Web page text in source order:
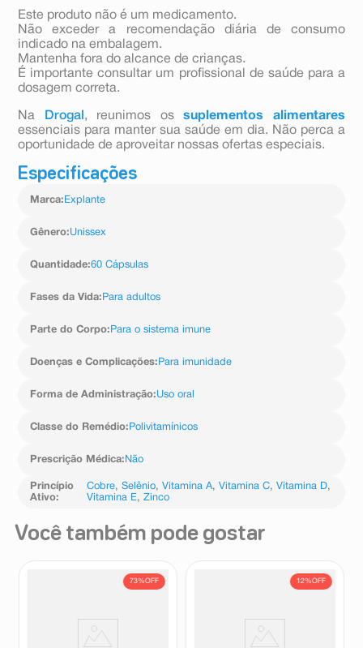
Este produto não é um medicamento.
Não exceder a recomendação diária de consumo
indicado na embalagem.
Mantenha fora do alcance de crianças.
É importante consultar um profissional de saúde para a
dosagem correta.
Na Drogal , reunimos ossuplementos alimentares
essenciais para manter sua saúde em dia. Não perca a
oportunidade de aproveitar nossas ofertas especiais.
Especificações
Marca: Explante
Gênero:Unissex
Quantidade:60 Cápsulas
Fases da Vida: Para adultos
Parte do Corpo: Para o sistema imune
Doenças e Complicações: Para imunidade
Forma de Administração:Uso oral
Classe do Remédio: Polivitamínicos
Prescrição Médica: Não
Princípio
Ativo:
Cobre,Selênio,Vitamina A,Vitamina C,Vitamina D,
Vitamina E,Zinco
Você também pode gostar
73%OFF 12%OFF